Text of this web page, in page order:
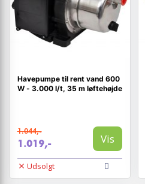
Havepumpe til rent vand 600
W - 3.000 l/t, 35 m løftehøjde
1.044,-
1.019,- Vis
Udsolgt